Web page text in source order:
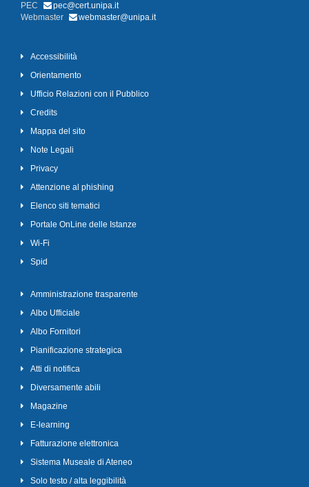
PEC
pec@cert.unipa.it
Webmaster
webmaster@unipa.it
Accessibilità
Orientamento
Ufficio Relazioni con il Pubblico
Credits
Mappa del sito
Note Legali
Privacy
Attenzione al phishing
Elenco siti tematici
Portale OnLine delle Istanze
Wi-Fi
Spid
Amministrazione trasparente
Albo Ufficiale
Albo Fornitori
Pianificazione strategica
Atti di notifica
Diversamente abili
Magazine
E-learning
Fatturazione elettronica
Sistema Museale di Ateneo
Solo testo / alta leggibilità